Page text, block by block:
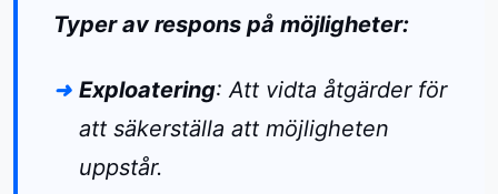
Typer av respons på möjligheter:
Exploatering: Att vidta åtgärder för
att säkerställa att möjligheten
uppstår.